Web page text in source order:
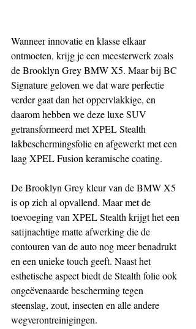
Wanneer innovatie en klasse elkaar
ontmoeten, krijg je een meesterwerk zoals
de Brooklyn Grey BMW X5. Maar bij BC
Signature geloven we dat ware perfectie
verder gaat dan het oppervlakkige, en
daarom hebben we deze luxe SUV
getransformeerd met XPEL Stealth
lakbeschermingsfolie en afgewerkt met een
laag XPEL Fusion keramische coating.
De Brooklyn Grey kleur van de BMW X5
is op zich al opvallend. Maar met de
toevoeging van XPEL Stealth krijgt het een
satijnachtige matte afwerking die de
contouren van de auto nog meer benadrukt
en een unieke touch geeft. Naast het
esthetische aspect biedt de Stealth folie ook
ongeëvenaarde bescherming tegen
steenslag, zout, insecten en alle andere
wegverontreinigingen.